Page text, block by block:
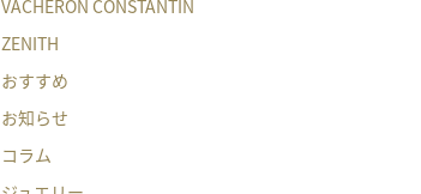
VACHERON CONSTANTIN
ZENITH
おすすめ
お知らせ
コラム